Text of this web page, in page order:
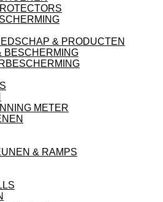
& PRODUCTEN
BESCHERMING
METER
& RAMPS